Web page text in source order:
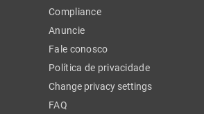
Compliance
Anuncie
Fale conosco
Política de privacidade
Change privacy settings
FAQ